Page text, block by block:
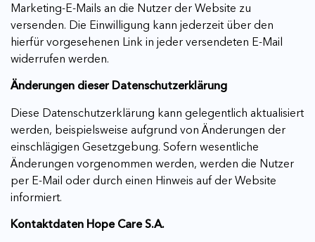
Marketing-E-Mails an die Nutzer der Website zu
versenden. Die Einwilligung kann jederzeit über den
hierfür vorgesehenen Link in jeder versendeten E-Mail
widerrufen werden.
Änderungen dieser Datenschutzerklärung
Diese Datenschutzerklärung kann gelegentlich aktualisiert
werden, beispielsweise aufgrund von Änderungen der
einschlägigen Gesetzgebung. Sofern wesentliche
Änderungen vorgenommen werden, werden die Nutzer
per E-Mail oder durch einen Hinweis auf der Website
informiert.
Kontaktdaten Hope Care S.A.